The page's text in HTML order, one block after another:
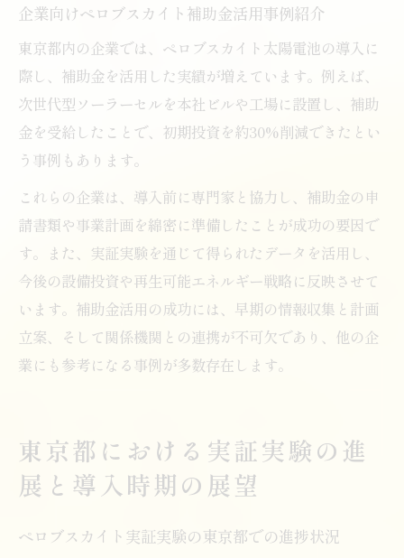
企業向けペロブスカイト補助金活用事例紹介
東京都内の企業では、ペロブスカイト太陽電池の導入に
際し、補助金を活用した実績が増えています。例えば、
次世代型ソーラーセルを本社ビルや工場に設置し、補助
金を受給したことで、初期投資を約30%削減できたとい
う事例もあります。
これらの企業は、導入前に専門家と協力し、補助金の申
請書類や事業計画を綿密に準備したことが成功の要因で
す。また、実証実験を通じて得られたデータを活用し、
今後の設備投資や再生可能エネルギー戦略に反映させて
います。補助金活用の成功には、早期の情報収集と計画
立案、そして関係機関との連携が不可欠であり、他の企
業にも参考になる事例が多数存在します。
東京都における実証実験の進
展と導入時期の展望
ペロブスカイト実証実験の東京都での進捗状況